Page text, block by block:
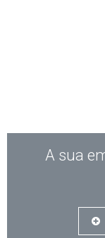
A sua